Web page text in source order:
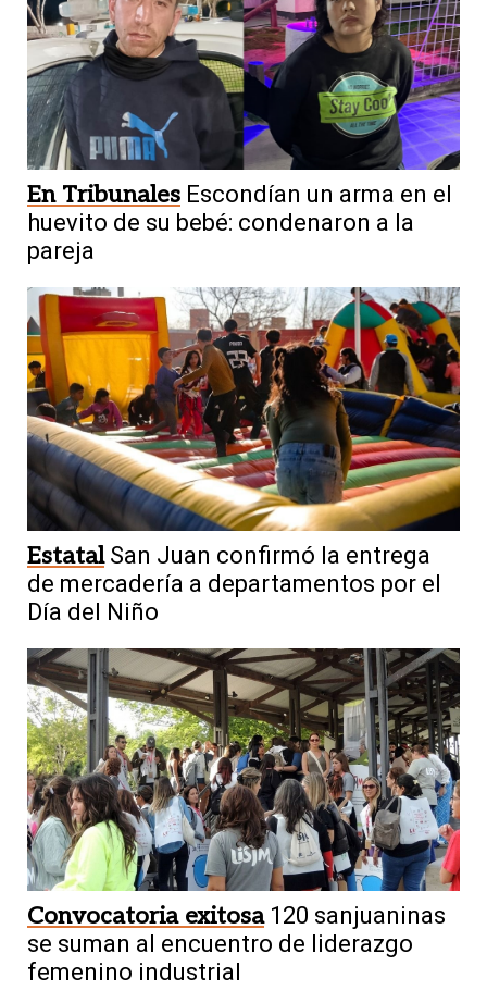
En Tribunales Escondían un arma en el
huevito de su bebé: condenaron a la
pareja
Estatal San Juan confirmó la entrega
de mercadería a departamentos por el
Día del Niño
Convocatoria exitosa 120 sanjuaninas
se suman al encuentro de liderazgo
femenino industrial